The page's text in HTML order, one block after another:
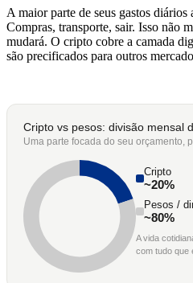
A maior parte de seus gastos diários
Compras, transporte, sair. Isso não
mudará. O cripto cobre a camada
são precificados para outros
Cripto vs pesos: divisão mensal
Uma parte focada do seu orçamento,
Cripto
~20%
Pesos /
~80%
A vida
com tudo que